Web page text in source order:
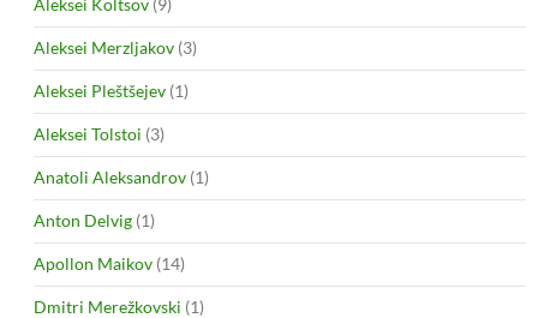
Aleksei Koltsov (9)
Aleksei Merzljakov (3)
Aleksei Pleštšejev (1)
Aleksei Tolstoi (3)
Anatoli Aleksandrov (1)
Anton Delvig (1)
Apollon Maikov (14)
Dmitri Merežkovski (1)